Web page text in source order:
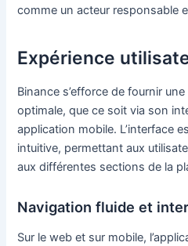
comme un acteur responsable
Expérience
Binance s’efforce de fournir
optimale, que ce soit via son
application mobile. L’interface
intuitive, permettant aux
aux différentes sections de la
Navigation fluide et
Sur le web et sur mobile,